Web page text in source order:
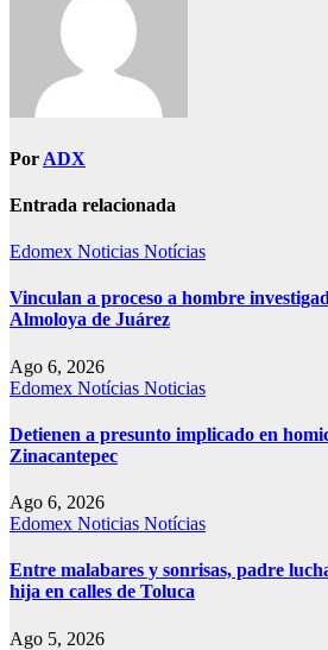
Por ADX
Entrada relacionada
Edomex Noticias Notícias
Vinculan a proceso a hombre
Almoloya de Juárez
Ago 6, 2026
Edomex Notícias Noticias
Detienen a presunto implicado en
Zinacantepec
Ago 6, 2026
Edomex Noticias Notícias
Entre malabares y sonrisas, padre
hija en calles de Toluca
Ago 5, 2026